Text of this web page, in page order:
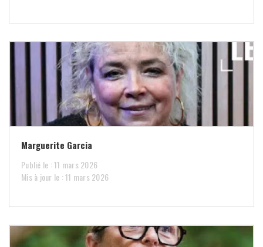
Marguerite Garcia
Publié le : 11 mars 2026
Mis à jour le : 11 mars 2026